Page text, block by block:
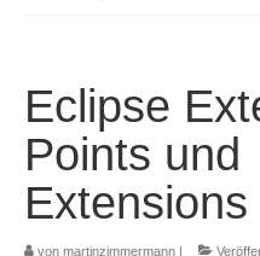
IT-Blog
Referenzen
Kontakt
Eclipse
Points und
Extensions
von martinzimmermann |